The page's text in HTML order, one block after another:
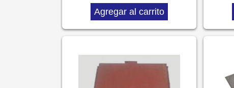
Agregar al carrito